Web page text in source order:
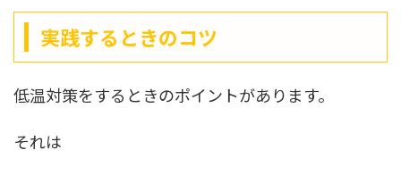
実践するときのコツ
低温対策をするときのポイントがあります。
それは